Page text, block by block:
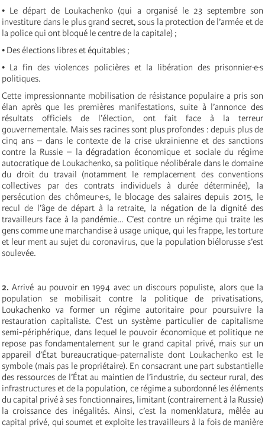
• Le départ de Loukachenko (qui a organisé le 23 septembre son
investiture dans le plus grand secret, sous la protection de l’armée et de
la police qui ont bloqué le centre de la capitale) ;
• Des élections libres et équitables ;
• La fin des violences policières et la libération des prisonnier∙e∙s
politiques.
Cette impressionnante mobilisation de résistance populaire a pris son
élan après que les premières manifestations, suite à l’annonce des
résultats officiels de l’élection, ont fait face à la terreur
gouvernementale. Mais ses racines sont plus profondes : depuis plus de
cinq ans – dans le contexte de la crise ukrainienne et des sanctions
contre la Russie – la dégradation économique et sociale du régime
autocratique de Loukachenko, sa politique néolibérale dans le domaine
du droit du travail (notamment le remplacement des conventions
collectives par des contrats individuels à durée déterminée), la
persécution des chômeur∙e∙s, le blocage des salaires depuis 2015, le
recul de l’âge de départ à la retraite, la négation de la dignité des
travailleurs face à la pandémie… C’est contre un régime qui traite les
gens comme une marchandise à usage unique, qui les frappe, les torture
et leur ment au sujet du coronavirus, que la population biélorusse s’est
soulevée.
2. Arrivé au pouvoir en 1994 avec un discours populiste, alors que la
population se mobilisait contre la politique de privatisations,
Loukachenko va former un régime autoritaire pour poursuivre la
restauration capitaliste. C’est un système particulier de capitalisme
semi-périphérique, dans lequel le pouvoir économique et politique ne
repose pas fondamentalement sur le grand capital privé, mais sur un
appareil d’État bureaucratique-paternaliste dont Loukachenko est le
symbole (mais pas le propriétaire). En consacrant une part substantielle
des ressources de l’État au maintien de l’industrie, du secteur rural, des
infrastructures et de la population, ce régime a subordonné les éléments
du capital privé à ses fonctionnaires, limitant (contrairement à la Russie)
la croissance des inégalités. Ainsi, c’est la nomenklatura, mêlée au
capital privé, qui soumet et exploite les travailleurs à la fois de manière